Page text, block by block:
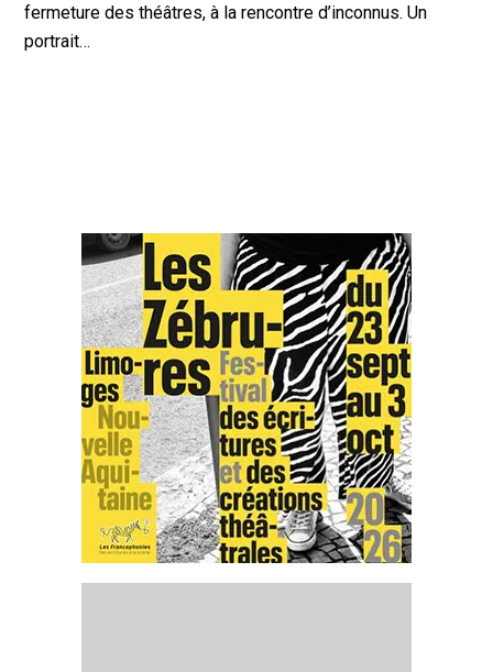
fermeture des théâtres, à la rencontre d’inconnus. Un
portrait…